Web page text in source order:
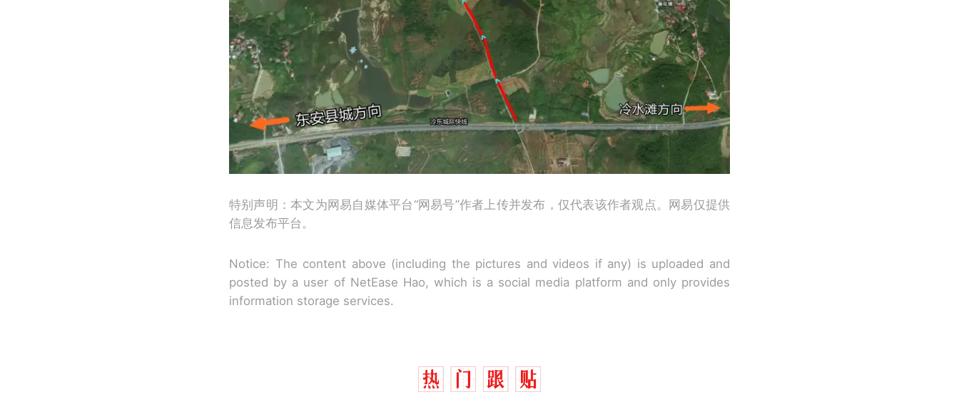
特别声明：本文为网易自媒体平台“网易号”作者上传并发布，仅代表该作者观点。网易仅提供
信息发布平台。
Notice: The content above (including the pictures and videos if any) is uploaded and
posted by a user of NetEase Hao, which is a social media platform and only provides
information storage services.